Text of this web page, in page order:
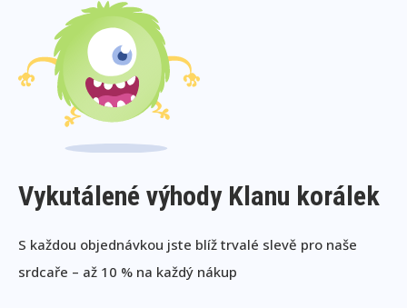
Vykutálené výhody Klanu korálek
S každou objednávkou jste blíž trvalé slevě pro naše
srdcaře – až 10 % na každý nákup